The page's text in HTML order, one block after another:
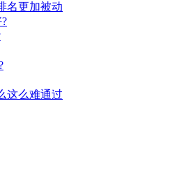
名更加被动
这么难通过